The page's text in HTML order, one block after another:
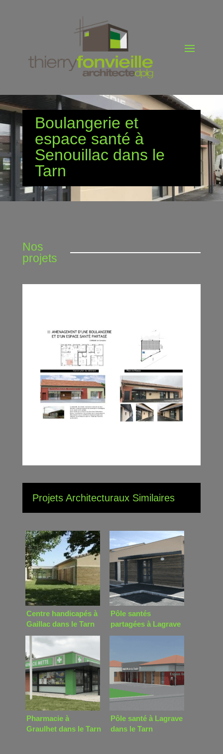
Boulangerie et
espace santé à
Senouillac dans le
Tarn
Nos
projets
Projets Architecturaux Similaires
Centre handicapés à
Gaillac dans le Tarn
Pôle santés
partagées à Lagrave
dans le Tarn
Pharmacie à
Graulhet dans le Tarn
Pôle santé à Lagrave
dans le Tarn